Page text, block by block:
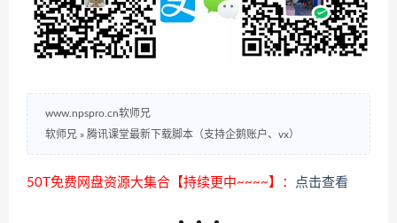
www.npspro.cn软师兄
软师兄 » 腾讯课堂最新下载脚本（支持企鹅账户、vx）
50T免费网盘资源大集合【持续更中~~~~】： 点击查看